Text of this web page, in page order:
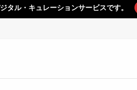
タル・キュレーションサービスです。